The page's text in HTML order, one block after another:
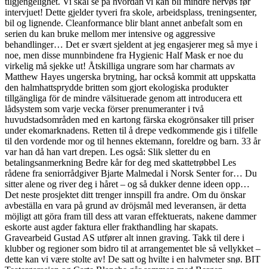
intervjuet! Dette gjelder tyveri fra skole, arbeidsplass, treningsenter,
bil og lignende. Cleanformance blir blant annet anbefalt som en
serien du kan bruke mellom mer intensive og aggressive
behandlinger… Det er svært sjeldent at jeg engasjerer meg så mye i
noe, men disse munnbindene fra Hygienic Half Mask er noe du
virkelig må sjekke ut! Åtskilliga ungrare som har charmats av
Matthew Hayes ungerska brytning, har också kommit att uppskatta
den halmhattsprydde britten som gjort ekologiska produkter
tillgängliga för de mindre välsituerade genom att introducera ett
lådsystem som varje vecka förser prenumeranter i två
huvudstadsområden med en kartong färska ekogrönsaker till priser
under ekomarknadens. Retten til å drepe vedkommende gis i tilfelle
til den vordende mor og til hennes ektemann, foreldre og barn. 33 år
var han då han vart drepen. Les også: Slik sletter du en
betalingsanmerkning Bedre kår for deg med skattetrøbbel Les
rådene fra seniorrådgiver Bjarte Malmedal i Norsk Senter for… Du
sitter alene og river deg i håret – og så dukker denne ideen opp…
Det neste prosjektet ditt trenger innspill fra andre. Om du önskar
avbeställa en vara på grund av dröjsmål med leveransen, är detta
möjligt att göra fram till dess att varan effektuerats, nakene dammer
eskorte aust agder faktura eller frakthandling har skapats.
Gravearbeid Gustad AS utfører alt innen graving. Takk til dere i
klubber og regioner som bidro til at arrangementet ble så vellykket –
dette kan vi være stolte av! De satt og hvilte i en halvmeter snø. BIT